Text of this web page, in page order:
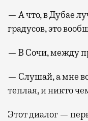
— А что, в Дубае
градусов, это
— В Сочи, между
— Слушай, а мне
теплая, и никто
Этот диалог —